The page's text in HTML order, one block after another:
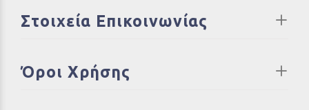
Στοιχεία Επικοινωνίας
Όροι Χρήσης